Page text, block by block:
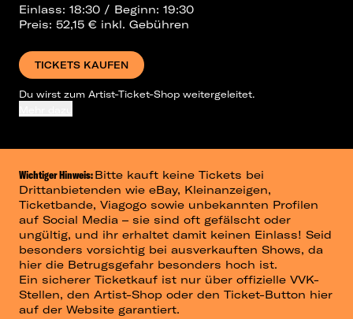
Einlass: 18:30 / Beginn: 19:30
Preis: 52,15 € inkl. Gebühren
TICKETS KAUFEN
Du wirst zum Artist-Ticket-Shop weitergeleitet.
Wichtiger Hinweis:Bitte kauft keine Tickets bei
Drittanbietenden wie eBay, Kleinanzeigen,
Ticketbande, Viagogo sowie unbekannten Profilen
auf Social Media – sie sind oft gefälscht oder
ungültig, und ihr erhaltet damit keinen Einlass! Seid
besonders vorsichtig bei ausverkauften Shows, da
hier die Betrugsgefahr besonders hoch ist.
Ein sicherer Ticketkauf ist nur über offizielle VVK-
Stellen, den Artist-Shop oder den Ticket-Button hier
auf der Website garantiert.